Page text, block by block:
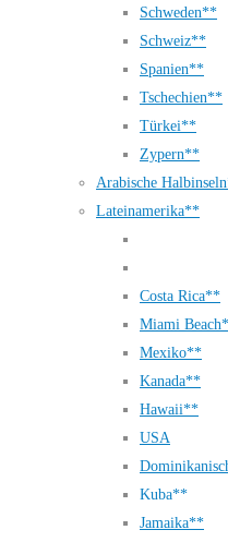
Schweden**
Schweiz**
Spanien**
Tschechien**
Türkei**
Zypern**
Arabische
Lateinamerika**
Costa Rica**
Miami
Mexiko**
Kanada**
Hawaii**
USA
Kuba**
Jamaika**